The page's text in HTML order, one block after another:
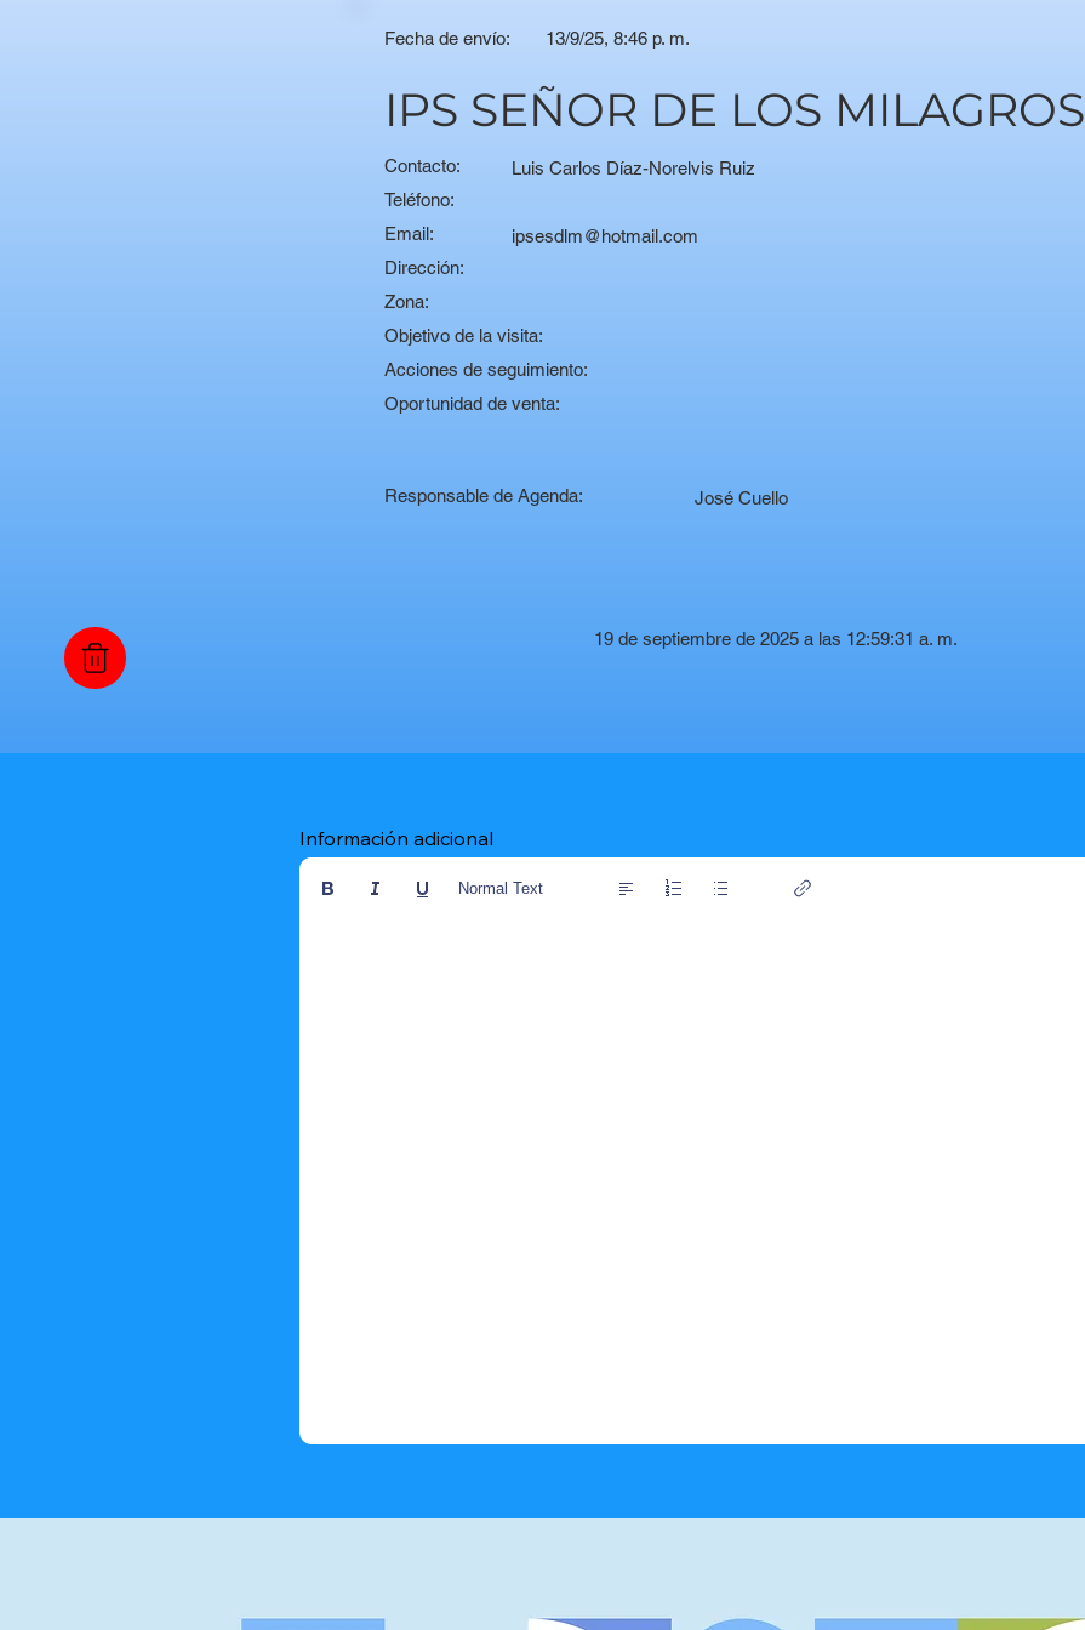
Fecha de envío: 13/9/25, 8:46 p. m.
IPS SEÑOR DE LOS MILAGROS
Contacto:
Luis Carlos Díaz-Norelvis Ruiz
Teléfono:
Email:
ipsesdlm@hotmail.com
Dirección:
Zona:
Objetivo de la visita:
Acciones de seguimiento:
Oportunidad de venta:
Responsable de Agenda: José Cuello
19 de septiembre de 2025 a las 12:59:31 a. m.
Información adicional
Normal Text